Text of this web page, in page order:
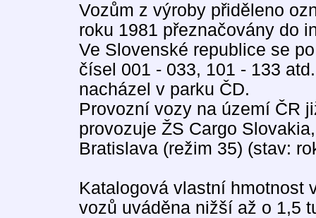
Vozům z výroby přiděleno
roku 1981 přeznačovány do
Ve Slovenské republice se
čísel 001 - 033, 101 - 133
nacházel v parku ČD.
Provozní vozy na území ČR
provozuje ŽS Cargo
Bratislava (režim 35) (stav:
Katalogová vlastní hmotnost
vozů uváděna nižší až o 1,5